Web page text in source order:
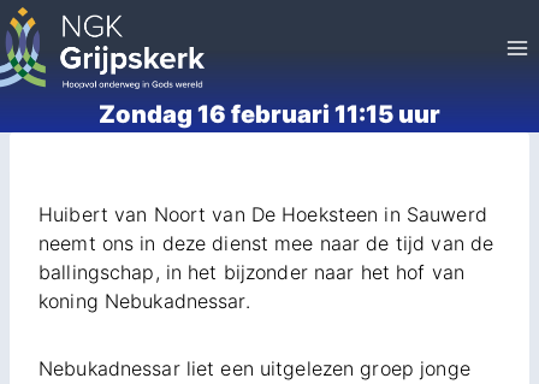
Doorgaan
naar
inhoud
Zondag 16 februari 11:15 uur
Huibert van Noort van De Hoeksteen in Sauwerd
neemt ons in deze dienst mee naar de tijd van de
ballingschap, in het bijzonder naar het hof van
koning Nebukadnessar.
Nebukadnessar liet een uitgelezen groep jonge